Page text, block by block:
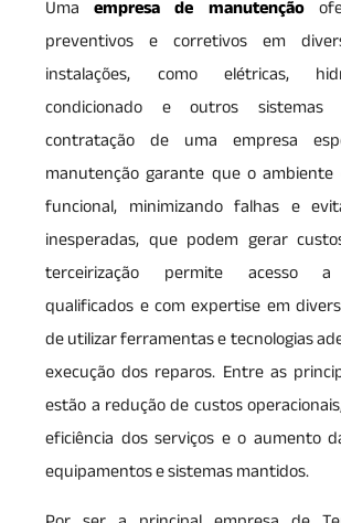
Umaempresa de manutenção
preventivos e corretivos em
instalações, como elétricas,
condicionado e outros sistemas
contratação de uma empresa
manutenção garante que o
funcional, minimizando falhas e
inesperadas, que podem gerar
terceirização permite acesso a
qualificados e com expertise em
de utilizar ferramentas e tecnologias
execução dos reparos. Entre as
estão a redução de custos
eficiência dos serviços e o aumento
equipamentos e sistemas mantidos.